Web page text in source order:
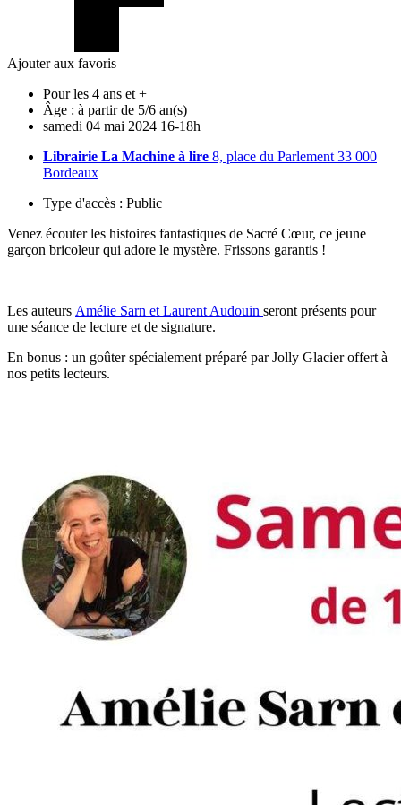
Ajouter aux favoris
Pour les 4 ans et +
Âge : à partir de 5/6 an(s)
samedi 04 mai 2024 16-18h
Librairie La Machine à lire 8, place du Parlement 33 000
Bordeaux
Type d'accès : Public
Venez écouter les histoires fantastiques de Sacré Cœur, ce jeune
garçon bricoleur qui adore le mystère. Frissons garantis !
Les auteurs Amélie Sarn et Laurent Audouin seront présents pour
une séance de lecture et de signature.
En bonus : un goûter spécialement préparé par Jolly Glacier offert à
nos petits lecteurs.